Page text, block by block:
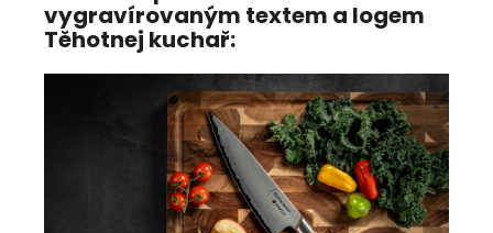
vygravírovaným textem a logem
Těhotnej kuchař: